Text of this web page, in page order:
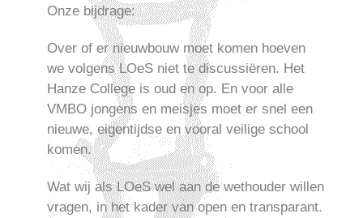
Onze bijdrage:
Over of er nieuwbouw moet komen hoeven
we volgens LOeS niet te discussiëren. Het
Hanze College is oud en op. En voor alle
VMBO jongens en meisjes moet er snel een
nieuwe, eigentijdse en vooral veilige school
komen.
Wat wij als LOeS wel aan de wethouder willen
vragen, in het kader van open en transparant.